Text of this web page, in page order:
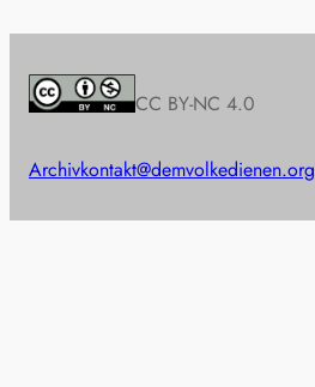
CC BY-NC 4.0
Archivkontakt@demvolkedienen.org